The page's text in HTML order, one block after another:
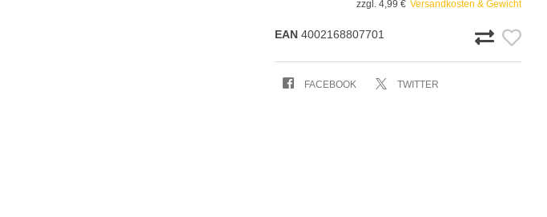
zzgl. 4,99 € Versandkosten & Gewicht
EAN 4002168807701
FACEBOOK TWITTER